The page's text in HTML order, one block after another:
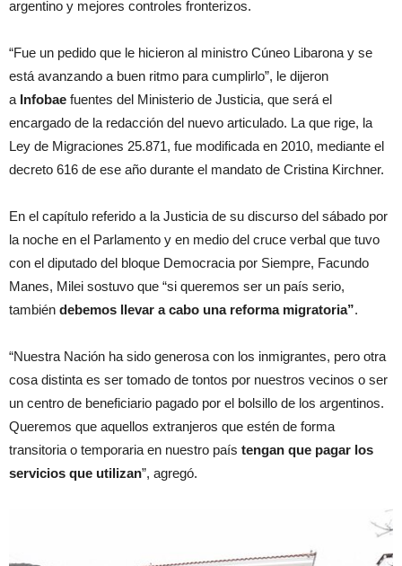
argentino y mejores controles fronterizos.
“Fue un pedido que le hicieron al ministro Cúneo Libarona y se
está avanzando a buen ritmo para cumplirlo”, le dijeron
a Infobae fuentes del Ministerio de Justicia, que será el
encargado de la redacción del nuevo articulado. La que rige, la
Ley de Migraciones 25.871, fue modificada en 2010, mediante el
decreto 616 de ese año durante el mandato de Cristina Kirchner.
En el capítulo referido a la Justicia de su discurso del sábado por
la noche en el Parlamento y en medio del cruce verbal que tuvo
con el diputado del bloque Democracia por Siempre, Facundo
Manes, Milei sostuvo que “si queremos ser un país serio,
también debemos llevar a cabo una reforma migratoria”.
“Nuestra Nación ha sido generosa con los inmigrantes, pero otra
cosa distinta es ser tomado de tontos por nuestros vecinos o ser
un centro de beneficiario pagado por el bolsillo de los argentinos.
Queremos que aquellos extranjeros que estén de forma
transitoria o temporaria en nuestro país tengan que pagar los
servicios que utilizan”, agregó.